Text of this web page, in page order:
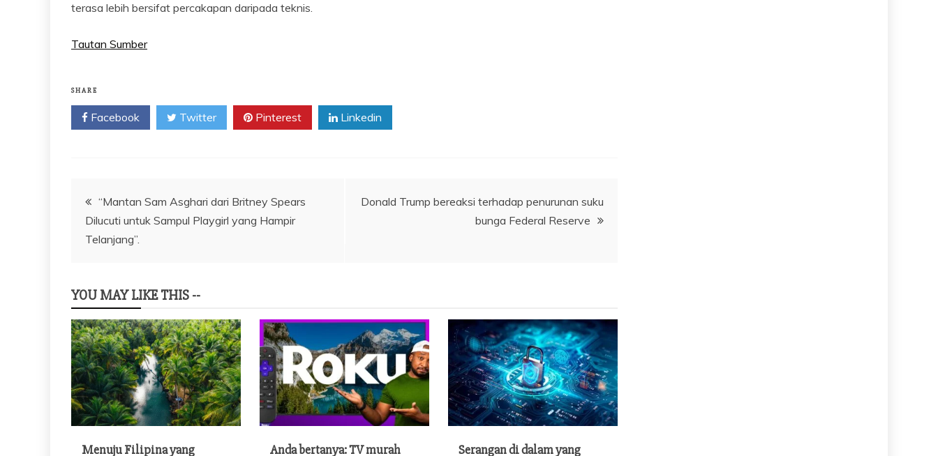
terasa lebih bersifat percakapan daripada teknis.
Tautan Sumber
SHARE
Facebook Twitter Pinterest Linkedin
Navigasi
pos
“Mantan Sam Asghari dari Britney Spears
Dilucuti untuk Sampul Playgirl yang Hampir
Telanjang”.
Donald Trump bereaksi terhadap penurunan suku
bunga Federal Reserve
YOU MAY LIKE THIS --
Menuju Filipina yang Anda bertanya: TV murah Serangan di dalam yang